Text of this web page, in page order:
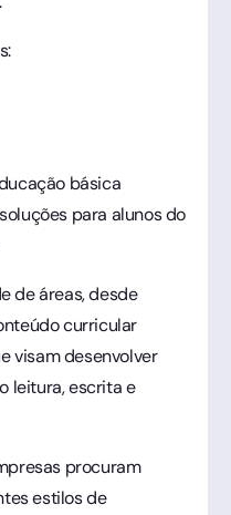
básica
para alunos do
de áreas, desde
curricular
visam desenvolver
leitura, escrita e
procuram
estilos de